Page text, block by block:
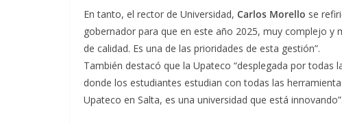
En tanto, el rector de Universidad, Carlos Morello se
gobernador para que en este año 2025, muy complejo y
de calidad. Es una de las prioridades de esta gestión”.
También destacó que la Upateco “desplegada por todas
donde los estudiantes estudian con todas las
Upateco en Salta, es una universidad que está innovando”.